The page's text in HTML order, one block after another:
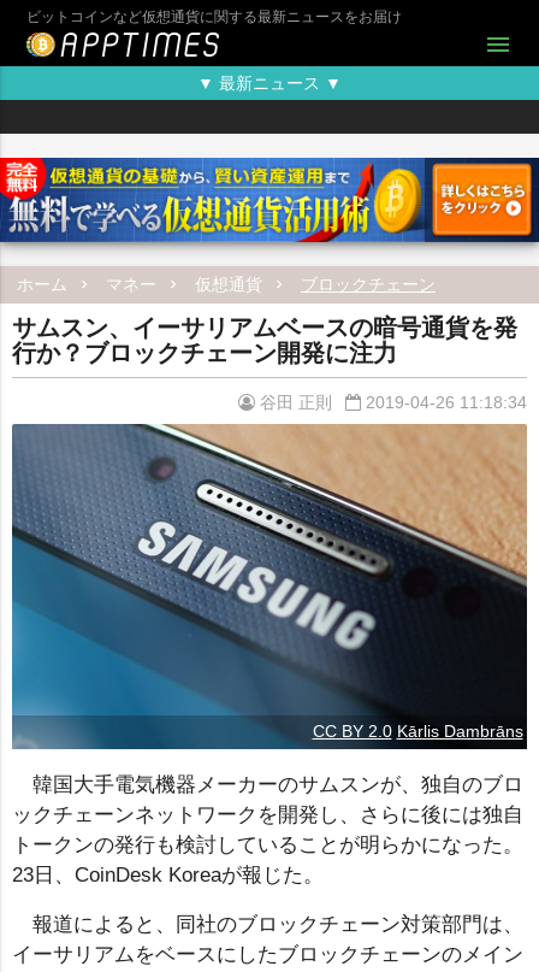
ビットコインなど仮想通貨に関する最新ニュースをお届け
menu
▼ 最新ニュース ▼
ホーム マネー 仮想通貨 ブロックチェーン
サムスン、イーサリアムベースの暗号通貨を発
行か？ブロックチェーン開発に注力
谷田 正則 2019-04-26 11:18:34
CC BY 2.0 Kārlis Dambrāns
韓国大手電気機器メーカーのサムスンが、独自のブロ
ックチェーンネットワークを開発し、さらに後には独自
トークンの発行も検討していることが明らかになった。
23日、CoinDesk Koreaが報じた。
報道によると、同社のブロックチェーン対策部門は、
イーサリアムをベースにしたブロックチェーンのメイン